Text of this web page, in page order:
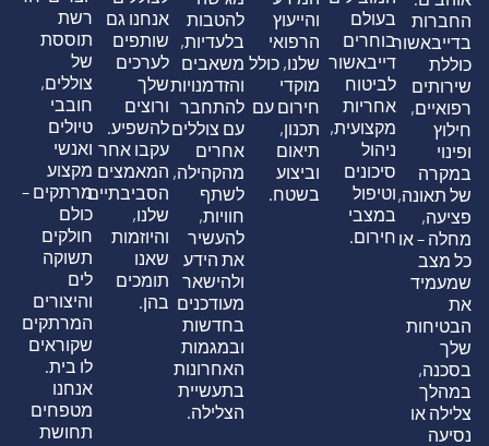
החברות
בדייבאשור
כוללת
שירותים
רפואיים,
חילוץ
ופינוי
במקרה
של תאונה,
פציעה,
מחלה – או
כל מצב
שמעמיד
את
הבטיחות
שלך
בסכנה,
במהלך
צלילה או
נסיעה
בעולם
בוחרים
דייבאשור
לביטוח
אחריות
מקצועית,
ניהול
סיכונים
וטיפול
במצבי
חירום.
והייעוץ
הרפואי
שלנו, כולל
מוקדי
חירום עם
תכנון,
תיאום
וביצוע
בשטח.
להטבות
בלעדיות,
משאבים
והזדמנויות
להתחבר
עם צוללים
אחרים
מהקהילה,
לשתף
חוויות,
להעשיר
את הידע
ולהישאר
מעודכנים
בחדשות
ובמגמות
האחרונות
בתעשיית
הצלילה.
אנחנו גם
שותפים
לערכים
שלך
ורוצים
להשפיע.
עקבו אחר
המאמצים
הסביבתיים
שלנו,
והיוזמות
שאנו
תומכים
בהן.
רשת
תוססת
של
צוללים,
חובבי
טיולים
ואנשי
מקצוע
מרתקים –
כולם
חולקים
תשוקה
לים
והיצורים
המרתקים
שקוראים
לו בית.
אנחנו
מטפחים
תחושת